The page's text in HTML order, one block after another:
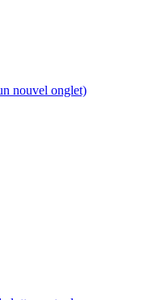
nouvel onglet)